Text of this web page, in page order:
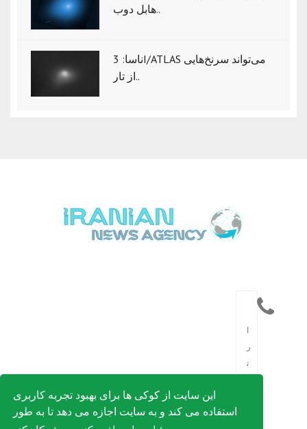
این سایت از کوکی ها برای بهبود تجربه کاربری
استفاده می کند و به سایت اجازه می دهد تا به طور
هابل دوب..
ناسا: 3I/ATLAS می‌تواند سرنخ‌هایی
از تار..
ا
ر
ت